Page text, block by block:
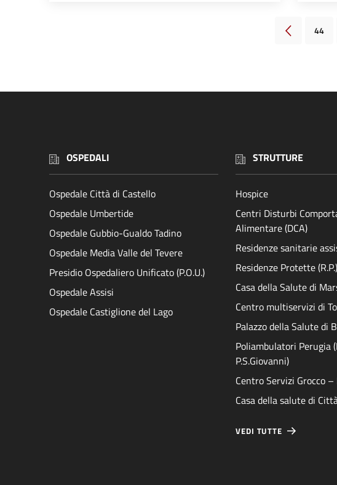
Pagina44
OSPEDALI
Ospedale Città di Castello
Ospedale Umbertide
Ospedale Gubbio-Gualdo Tadino
Ospedale Media Valle del Tevere
Presidio Ospedaliero Unificato (P.O.U.)
Ospedale Assisi
Ospedale Castiglione del Lago
STRUTTURE
Hospice
Centri Disturbi
Alimentare (DCA)
Residenze sanitarie
Residenze Protette (R.P.)
Casa della Salute di
Centro multiservizi di
Palazzo della Salute di
Poliambulatori Perugia
P.S.Giovanni)
Centro Servizi Grocco
Casa della salute di
VEDI TUTTE